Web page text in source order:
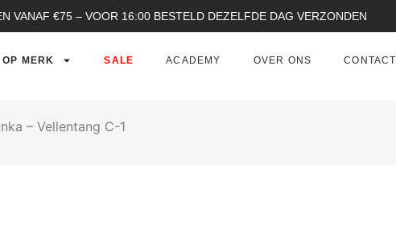
VANAF €75 – VOOR 16:00 BESTELD DEZELFDE DAG VERZONDEN
MERK SALE ACADEMY OVER ONS CONTACT
– Vellentang C-1